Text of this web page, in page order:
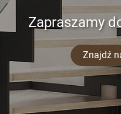
Zapraszamy
Znajdź